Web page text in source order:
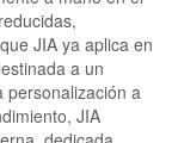
JIA ya aplica en
a un
personalización a
JIA